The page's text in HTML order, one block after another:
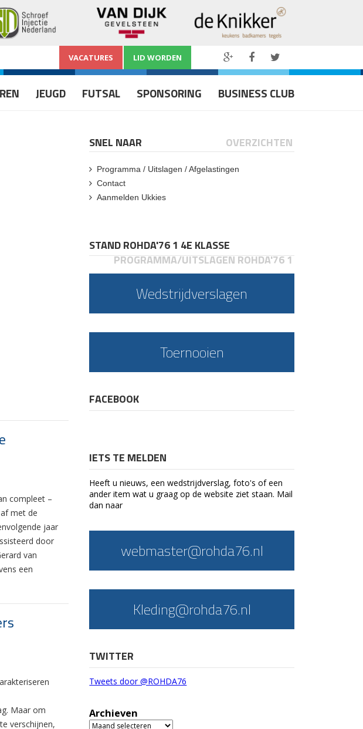
VACATURES LID WORDEN
JEUGD FUTSAL SPONSORING BUSINESS CLUB
compleet –
met de
jaar
door
van
een
Maar om
verschijnen,
SNEL NAAR OVERZICHTEN
Programma / Uitslagen / Afgelastingen
Contact
Aanmelden Ukkies
STAND ROHDA'76 1 4E KLASSE
PROGRAMMA/UITSLAGEN ROHDA'76 1
Wedstrijdverslagen
Toernooien
FACEBOOK
IETS TE MELDEN
Heeft u nieuws, een wedstrijdverslag, foto's of een
ander item wat u graag op de website ziet staan. Mail
dan naar
webmaster@rohda76.nl
Kleding@rohda76.nl
TWITTER
Tweets door @ROHDA76
Archieven
Archieven